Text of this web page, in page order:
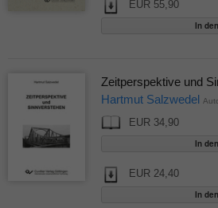
EUR 55,90
Zeitperspektive und
Hartmut Salzwedel
EUR 34,90
EUR 24,40